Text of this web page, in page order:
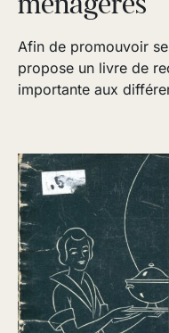
Afin de promouvoir
propose un livre de
importante aux